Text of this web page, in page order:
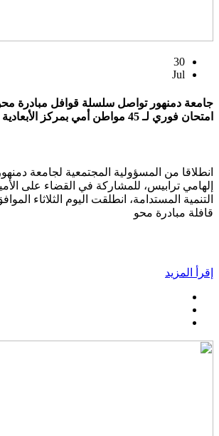
30
Jul
جامعة دمنهور تواصل سلسلة قوافل مبادرة محو
امتحان فوري لـ 45 مواطن أمي بمركز الأبعادية ب
انطلاقا من المسؤولية المجتمعية لجامعة
إلهامي ترابيس، للمشاركة في القضاء على
قافلة مبادرة محو
إقرأ المزيد